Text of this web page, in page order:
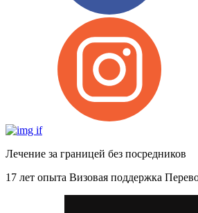
Лечение за границей без посредников
17 лет опыта Визовая поддержка